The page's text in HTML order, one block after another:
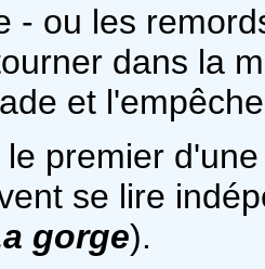
- ou les
dans la
et
premier
se lire
gorge).